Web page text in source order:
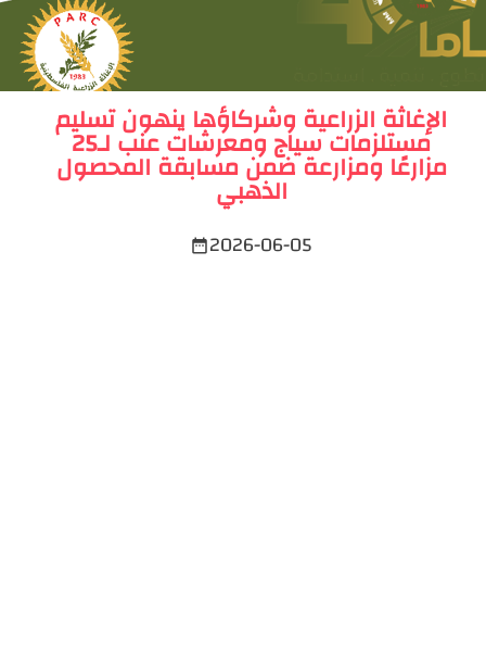
الإغاثة الزراعية وشركاؤها ينهون تسليم
مستلزمات سياج ومعرشات عنب لـ25
مزارعًا ومزارعة ضمن مسابقة المحصول
الذهبي
2026-06-05
date_range